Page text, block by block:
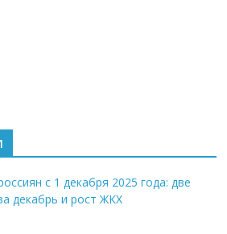
с 1 декабря 2025 года: две
декабрь и рост ЖКХ